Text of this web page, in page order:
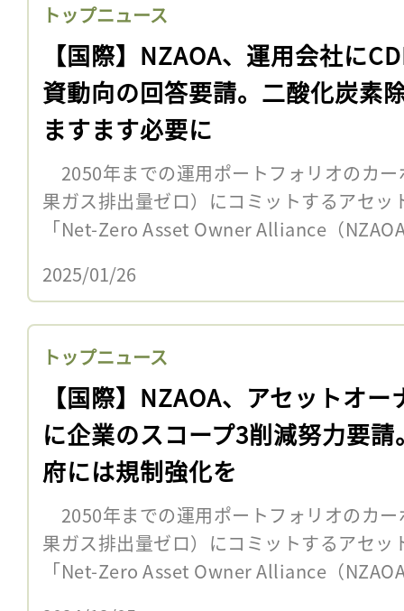
トップニュース
【国際】NZAOA、運用会社に
資動向の回答要請。二酸化炭素
ますます必要に
2050年までの運用ポートフォリオのカ
果ガス排出量ゼロ）にコミットするアセッ
「Net-Zero Asset Owner Alliance（
2025/01/26
トップニュース
【国際】NZAOA、アセットオー
に企業のスコープ3削減努力要請
府には規制強化を
2050年までの運用ポートフォリオのカ
果ガス排出量ゼロ）にコミットするアセッ
「Net-Zero Asset Owner Alliance（